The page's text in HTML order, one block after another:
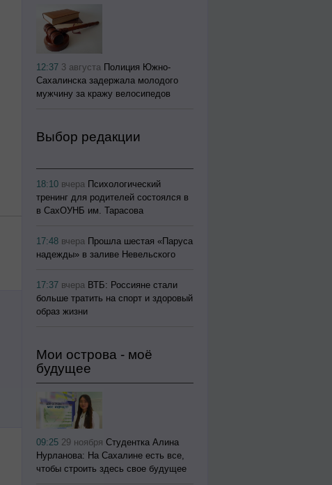
12:37 3 августа Полиция Южно-
Сахалинска задержала молодого
мужчину за кражу велосипедов
Выбор редакции
18:10 вчера Психологический
тренинг для родителей состоялся в
в СахОУНБ им. Тарасова
17:48 вчера Прошла шестая «Паруса
надежды» в заливе Невельского
17:37 вчера ВТБ: Россияне стали
больше тратить на спорт и здоровый
образ жизни
Мои острова - моё
будущее
09:25 29 ноября Студентка Алина
Нурланова: На Сахалине есть все,
чтобы строить здесь свое будущее